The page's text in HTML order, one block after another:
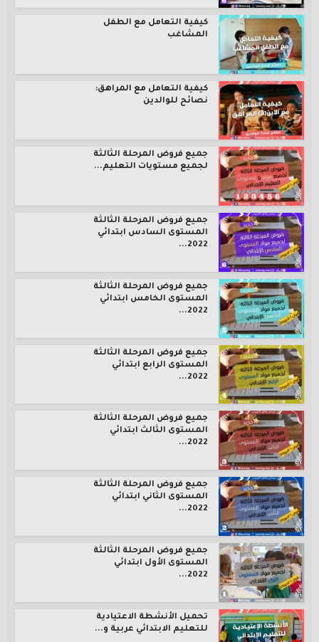
كيفية التعامل مع الطفل
المشاغب
كيفية التعامل مع المراهق:
نصائح للوالدين
جميع فروض المرحلة الثالثة
لجميع مستويات التعليم...
جميع فروض المرحلة الثالثة
المستوى السادس ابتدائي
2022...
جميع فروض المرحلة الثالثة
المستوى الخامس ابتدائي
2022...
جميع فروض المرحلة الثالثة
المستوى الرابع ابتدائي
2022...
جميع فروض المرحلة الثالثة
المستوى الثالث ابتدائي
2022...
جميع فروض المرحلة الثالثة
المستوى الثاني ابتدائي
2022...
جميع فروض المرحلة الثالثة
المستوى الأول ابتدائي
2022...
تحميل الأنشطة الاعتيادية
للتعليم الابتدائي عربية و...